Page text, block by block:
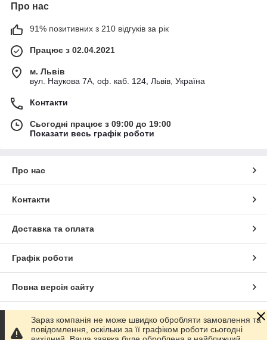
Про нас
91% позитивних з 210 відгуків за рік
Працює з 02.04.2021
м. Львів
вул. Наукова 7А, оф. каб. 124, Львів, Україна
Контакти
Сьогодні працює з 09:00 до 19:00
Показати весь графік роботи
Про нас
Контакти
Доставка та оплата
Графік роботи
Повна версія сайту
Сайт створено на маркетплейсі Prom.ua
Зараз компанія не може швидко обробляти замовлення та
повідомлення, оскільки за її графіком роботи сьогодні